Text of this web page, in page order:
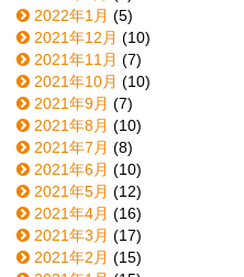
2022年1月 (5)
2021年12月 (10)
2021年11月 (7)
2021年10月 (10)
2021年9月 (7)
2021年8月 (10)
2021年7月 (8)
2021年6月 (10)
2021年5月 (12)
2021年4月 (16)
2021年3月 (17)
2021年2月 (15)